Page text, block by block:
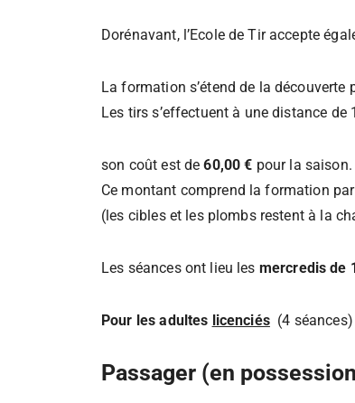
Dorénavant, l’Ecole de Tir accepte
La formation s’étend de la
Les tirs s’effectuent à une distance
son coût est de60,00 € pour la saison.
Ce montant comprend la formation
(les cibles et les plombs restent à la
Les séances ont lieu les mercredis de
Pour les adultes licenciés (4
Passager (en